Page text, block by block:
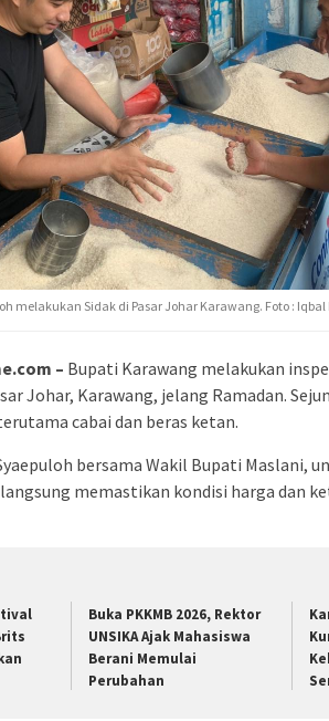
melakukan Sidak di Pasar Johar Karawang. Foto :
– Bupati Karawang melakukan
Johar, Karawang, jelang Ramadan.
cabai dan beras ketan.
bersama Wakil Bupati Maslani,
memastikan kondisi harga dan
Buka PKKMB 2026, Rektor
UNSIKA Ajak Mahasiswa
Berani Memulai
Perubahan